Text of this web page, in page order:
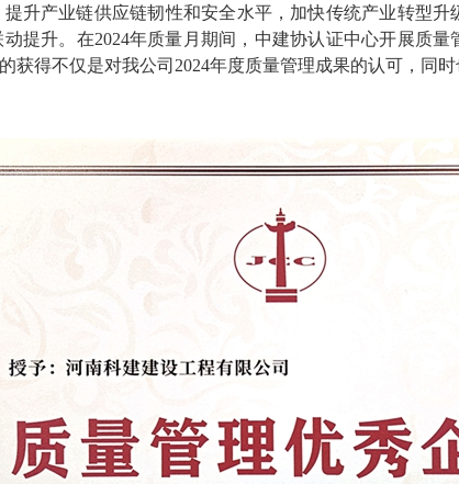
升产业链供应链韧性和安全水平，加快传统产业转型
提升。在2024年质量月期间，中建协认证中心开展质
获得不仅是对我公司2024年度质量管理成果的认可，同